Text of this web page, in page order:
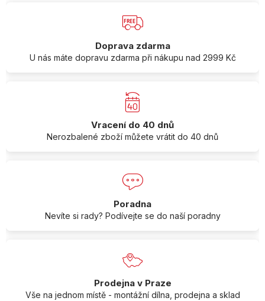
Doprava zdarma
U nás máte dopravu zdarma při nákupu nad 2999 Kč
Vracení do 40 dnů
Nerozbalené zboží můžete vrátit do 40 dnů
Poradna
Nevíte si rady? Podívejte se do naší poradny
Prodejna v Praze
Vše na jednom místě - montážní dílna, prodejna a sklad